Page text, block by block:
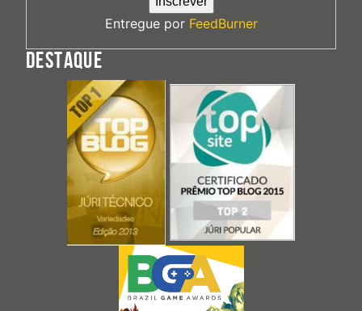
Entregue por FeedBurner
DESTAQUE